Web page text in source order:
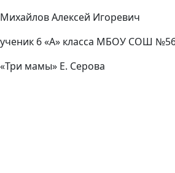
Михайлов Алексей Игоревич
ученик 6 «А» класса МБОУ СОШ
«Три мамы» Е. Серова